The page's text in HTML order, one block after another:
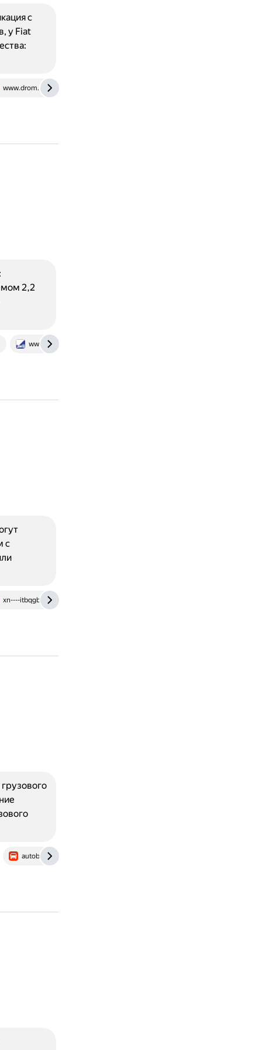
www.drom.ru
с
у Fiat
www.furgon-center.ru
2,2
xn----itbqgbegmab0a.xn--p1ai
с
autoboom.co.il